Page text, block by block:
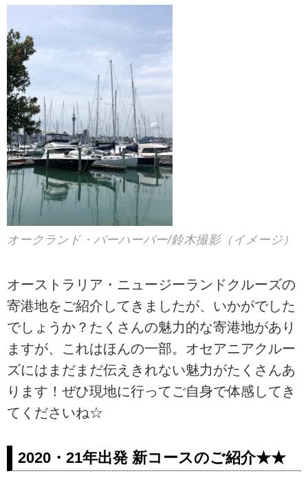
オークランド・バーハーバー/鈴木撮影（イメージ）
オーストラリア・ニュージーランドクルーズの
寄港地をご紹介してきましたが、いかがでした
でしょうか？たくさんの魅力的な寄港地があり
ますが、これはほんの一部。オセアニアクルー
ズにはまだまだ伝えきれない魅力がたくさんあ
ります！ぜひ現地に行ってご自身で体感してき
てくださいね☆
2020・21年出発 新コースのご紹介★★